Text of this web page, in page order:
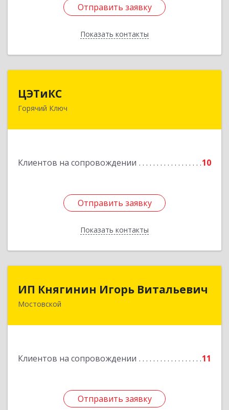
Отправить заявку
Показать контакты
Отправить заявку
Назад
ЦЭТиКС
Горячий Ключ
Клиентов на сопровождении 10
Отправить заявку
Показать контакты
353290, Краснодарский край, Горячий Ключ г,
Отправить заявку
Назад
ИП Княгинин Игорь Витальевич
Мостовской
Клиентов на сопровождении 11
Отправить заявку
352570, Краснодарский край, Мостовский р-н,
Отправить заявку